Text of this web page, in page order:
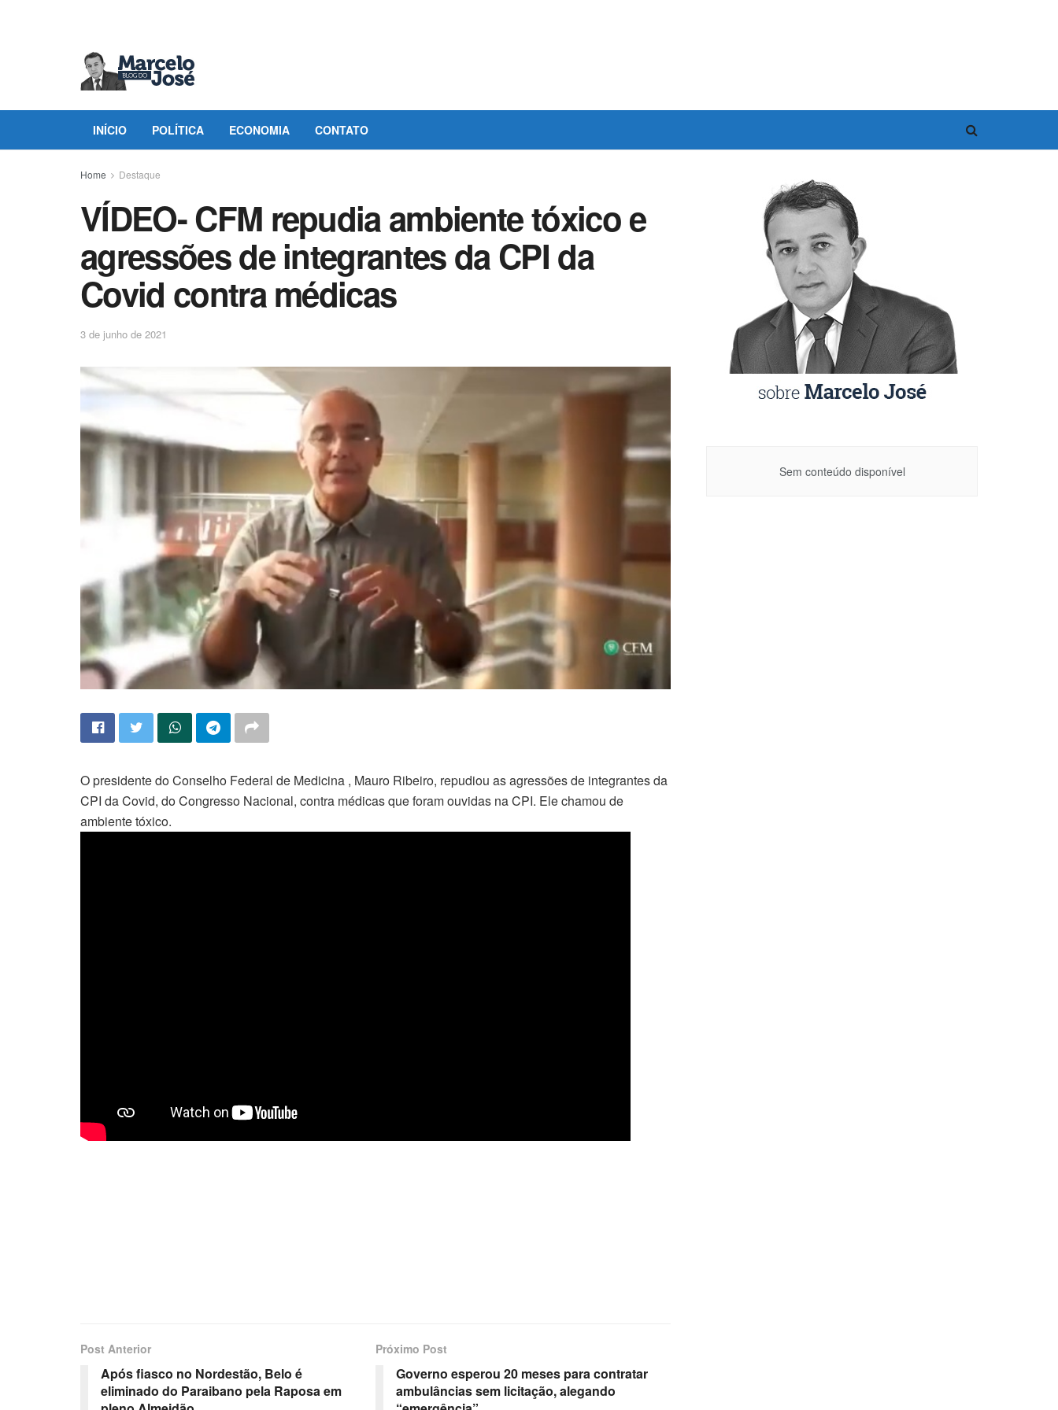
INÍCIO POLÍTICA ECONOMIA CONTATO
Home Destaque
VÍDEO- CFM repudia ambiente tóxico e
agressões de integrantes da CPI da
Covid contra médicas
3 de junho de 2021
O presidente do Conselho Federal de Medicina , Mauro Ribeiro, repudiou as agressões de integrantes da
CPI da Covid, do Congresso Nacional, contra médicas que foram ouvidas na CPI. Ele chamou de
ambiente tóxico.
Post Anterior
Após fiasco no Nordestão, Belo é
eliminado do Paraibano pela Raposa em
Próximo Post
Governo esperou 20 meses para contratar
ambulâncias sem licitação, alegando
Sem conteúdo disponível